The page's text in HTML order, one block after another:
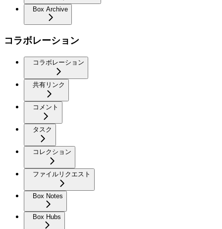
Box Archive
コラボレーション
コラボレーション
共有リンク
コメント
タスク
コレクション
ファイルリクエスト
Box Notes
Box Hubs